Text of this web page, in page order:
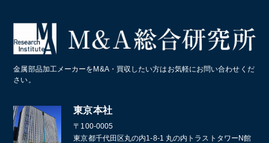
コールセンター
スポーツクラブ・フィットネスクラブ
葬儀
造船業・重機・プラント業界
金属部品加工メーカーをM&A・買収したい方はお気軽にお問い合わせくだ
さい。
東京本社
〒100-0005
東京都千代田区丸の内1-8-1 丸の内トラストタワーN館